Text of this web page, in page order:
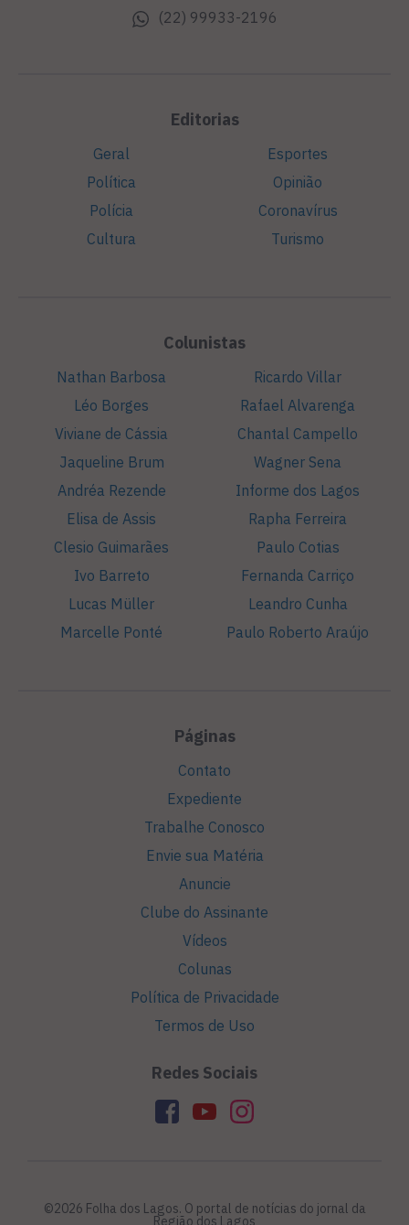
(22) 99933-2196
Editorias
Geral
Política
Polícia
Cultura
Esportes
Opinião
Coronavírus
Turismo
Colunistas
Nathan Barbosa
Léo Borges
Viviane de Cássia
Jaqueline Brum
Andréa Rezende
Elisa de Assis
Clesio Guimarães
Ivo Barreto
Lucas Müller
Marcelle Ponté
Ricardo Villar
Rafael Alvarenga
Chantal Campello
Wagner Sena
Informe dos Lagos
Rapha Ferreira
Paulo Cotias
Fernanda Carriço
Leandro Cunha
Paulo Roberto Araújo
Páginas
Contato
Expediente
Trabalhe Conosco
Envie sua Matéria
Anuncie
Clube do Assinante
Vídeos
Colunas
Política de Privacidade
Termos de Uso
Redes Sociais
©2026 Folha dos Lagos. O portal de notícias do jornal da
Região dos Lagos